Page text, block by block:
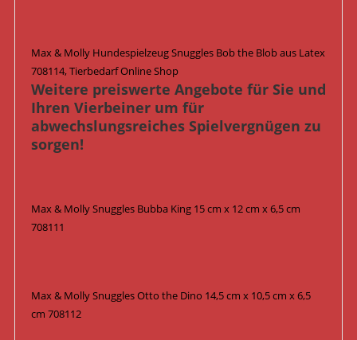
Max & Molly Hundespielzeug Snuggles Bob the Blob aus Latex
708114, Tierbedarf Online Shop
Weitere preiswerte Angebote für Sie und
Ihren Vierbeiner um für
abwechslungsreiches Spielvergnügen zu
sorgen!
Max & Molly Snuggles Bubba King 15 cm x 12 cm x 6,5 cm
708111
Max & Molly Snuggles Otto the Dino 14,5 cm x 10,5 cm x 6,5
cm 708112